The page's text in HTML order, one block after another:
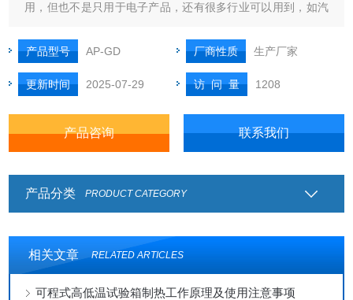
用，但也不是只用于电子产品，还有很多行业可以用到，如汽
品、化工产品等所有工业行业基本上都可以买来做试验、实
验、研发。
产品型号 AP-GD 厂商性质 生产厂家
更新时间 2025-07-29 访 问 量 1208
产品咨询 联系我们
产品分类 PRODUCT CATEGORY
相关文章 RELATED ARTICLES
可程式高低温试验箱制热工作原理及使用注意事项